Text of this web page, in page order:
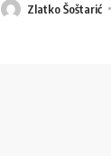
Zlatko Šoštarić